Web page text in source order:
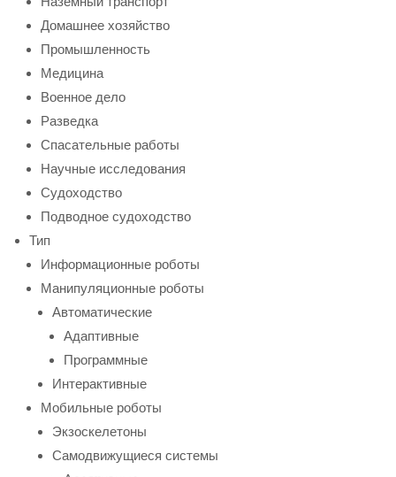
Домашнее хозяйство
Промышленность
Медицина
Военное дело
Разведка
Спасательные работы
Научные исследования
Судоходство
Подводное судоходство
Тип
Информационные роботы
Манипуляционные роботы
Автоматические
Адаптивные
Программные
Интерактивные
Мобильные роботы
Экзоскелетоны
Самодвижущиеся системы